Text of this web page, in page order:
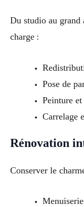
Du studio au grand
charge :
Pose de
Peinture
Carrelage
Rénovation
Conserver le